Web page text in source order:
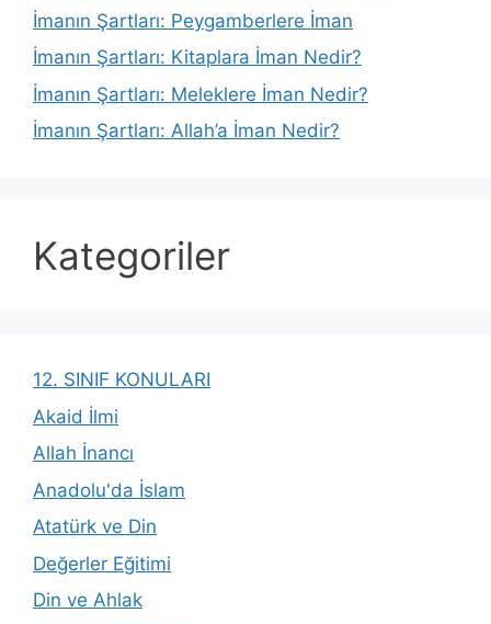
İmanın Şartları: Peygamberlere İman
İmanın Şartları: Kitaplara İman Nedir?
İmanın Şartları: Meleklere İman Nedir?
İmanın Şartları: Allah’a İman Nedir?
Kategoriler
12. SINIF KONULARI
Akaid İlmi
Allah İnancı
Anadolu'da İslam
Atatürk ve Din
Değerler Eğitimi
Din ve Ahlak